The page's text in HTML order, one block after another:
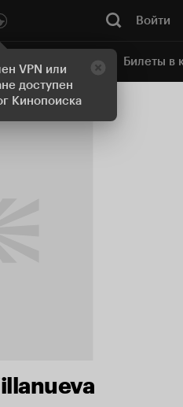
VPN или
доступен
Кинопоиска
Войти
кинотеатр Билеты в